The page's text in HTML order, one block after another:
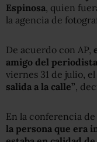
Espinosa , quien
la agencia de
De acuerdo con AP,
amigo del
viernes 31 de julio,
salida a la calle” ,
En la conferencia de
la persona que era